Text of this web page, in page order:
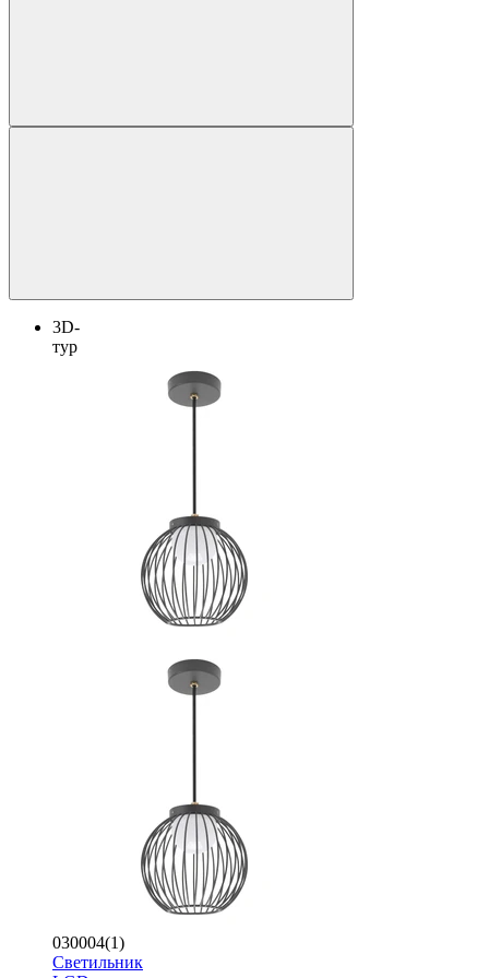
3D-
тур
030004(1)
Светильник